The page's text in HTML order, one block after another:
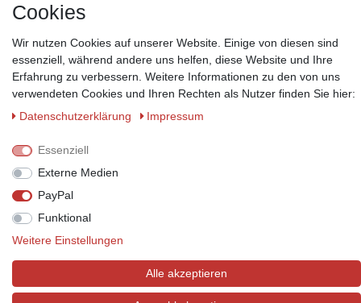
Zahlungsmöglichkeiten
Wir behalten uns das Recht vor im Einzelfall bestimmte
Zahlungsarten auszuschließen.Mehr Informationen
© Copyright 2026 Marabella´s | Alle Rechte vorbehalten. | Grundpreise
Cookies
Wir nutzen Cookies auf unserer Website. Einige von diesen sind
essenziell, während andere uns helfen, diese Website und Ihre
Erfahrung zu verbessern. Weitere Informationen zu den von uns
verwendeten Cookies und Ihren Rechten als Nutzer finden Sie hier:
Daten­schutz­erklärung
Impressum
Essenziell
Externe Medien
PayPal
Funktional
Weitere Einstellungen
Alle akzeptieren